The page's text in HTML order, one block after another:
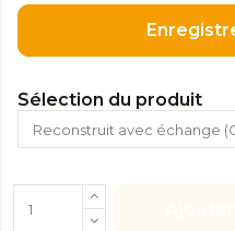
Sélection du produit